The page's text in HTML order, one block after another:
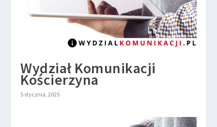
Wydział Komunikacji
Kościerzyna
5 stycznia, 2025